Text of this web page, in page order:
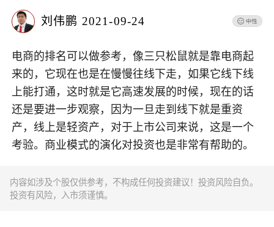
刘伟鹏 2021-09-24
电商的排名可以做参考，像三只松鼠就是靠电商起
来的，它现在也是在慢慢往线下走，如果它线下线
上能打通，这时就是它高速发展的时候，现在的话
还是要进一步观察，因为一旦走到线下就是重资
产，线上是轻资产，对于上市公司来说，这是一个
考验。商业模式的演化对投资也是非常有帮助的。
内容如涉及个股仅供参考，不构成任何投资建议！投资风险自负。
投资有风险，入市须谨慎。